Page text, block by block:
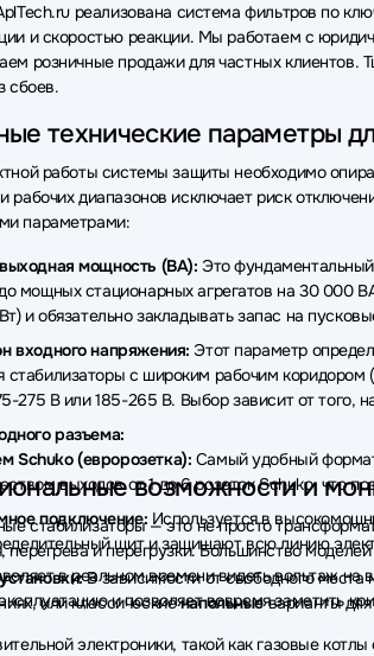
реализована система фильтров по
и скоростью реакции. Мы работаем с
розничные продажи для частных клиентов.
сбоев.
технические параметры
работы системы защиты необходимо
рабочих диапазонов исключает риск
параметрами:
мощность (ВА): Это
мощных стационарных агрегатов на 30 000
и обязательно закладывать запас на
входного напряжения: Этот параметр
стабилизаторы с широким рабочим
275 В или 185-265 В. Выбор зависит от того,
разъема:
Schuko (евророзетка): Самый удобный
выходов от 1 до 6 розеток Schuko, что
подключение: Используется в
щит и защищают всю линию
В зависимости от свободного
или классическиенапольныеварианты для
возможности и
стабилизаторы — это не просто
перегрева и перегрузки. Большинство моделей
в реальном времени видеть вольтаж
и позволяет вовремя заметить
электроники, такой как газовые